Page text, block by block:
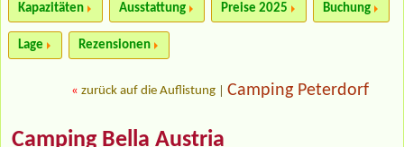
Kapazitäten Ausstattung Preise 2025 Buchung
Lage Rezensionen
« zurück auf die Auflistung Camping Peterdorf
Camping Bella Austria